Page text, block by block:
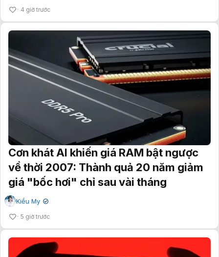
4 giờ trước
Cơn khát AI khiến giá RAM bật ngược
về thời 2007: Thành quả 20 năm giảm
giá "bốc hơi" chỉ sau vài tháng
Kiều My ✔
5 giờ trước